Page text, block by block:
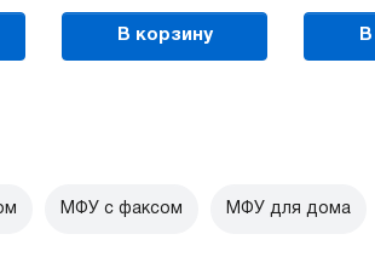
В корзину
МФУ с факсом МФУ для дома